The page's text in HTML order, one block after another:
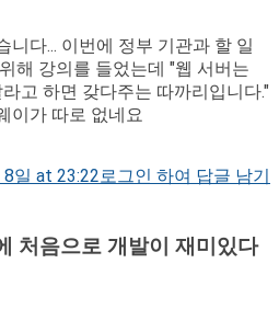
니다... 이번에 정부 기관과 할 일
해 강의를 들었는데 "웹 서버는
고 하면 갖다주는 따까리입니다."
이가 따로 없네요
일 at 23:22로그인 하여 답글 남기
처음으로 개발이 재미있다